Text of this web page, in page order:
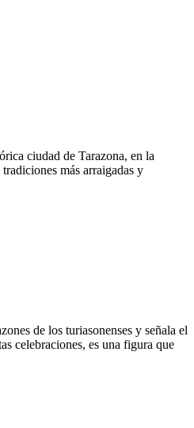
ciudad de Tarazona, en la
más arraigadas y
de los turiasonenses y señala el
celebraciones, es una figura que